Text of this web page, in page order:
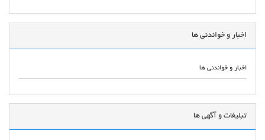
اخبار و خواندنی ها
اخبار و خواندنی ها
تبلیغات و آگهی ها